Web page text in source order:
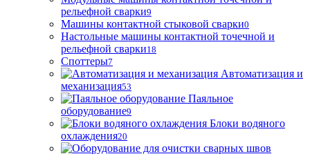
рельефной сварки9
Машины контактной стыковой сварки0
Настольные машины контактной точечной и
рельефной сварки18
Споттеры7
Автоматизация и
механизация53
Паяльное
оборудование9
Блоки водяного
охлаждения20